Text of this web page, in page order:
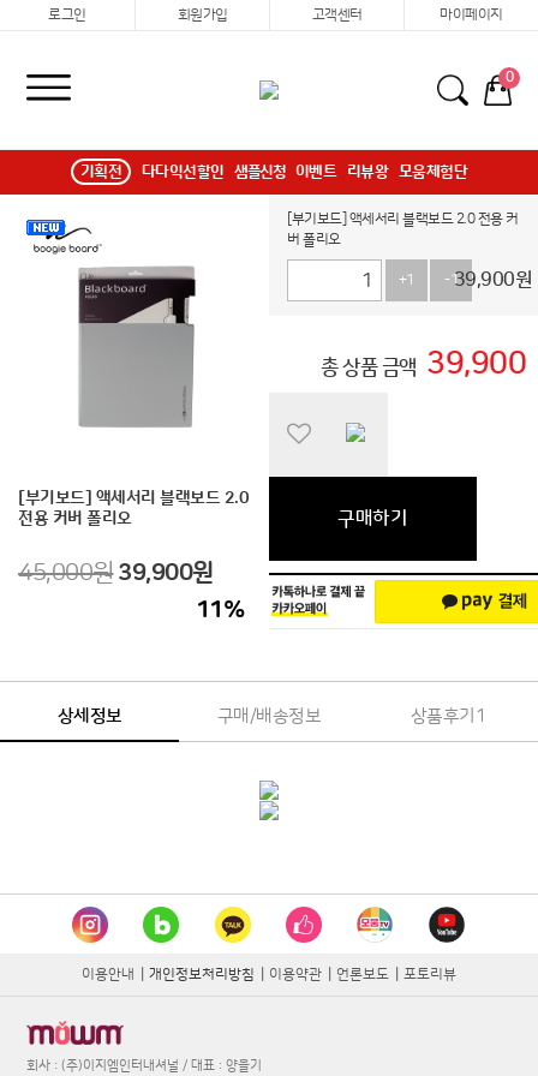
로그인 회원가입 고객센터 마이페이지
0
기획전 다다익선할인 샘플신청 이벤트 리뷰왕 모움체험단
[부기보드] 액세서리 블랙보드 2.0
전용 커버 폴리오
45,000원 39,900원
11%
[부기보드] 액세서리 블랙보드 2.0 전용 커
버 폴리오
+1 -139,900원
총 상품 금액 39,900
구매하기
상세정보 구매/배송정보 상품후기 1
이용안내 개인정보처리방침 이용약관 언론보도 포토리뷰
회사 : (주)이지엠인터내셔널 / 대표 : 양을기